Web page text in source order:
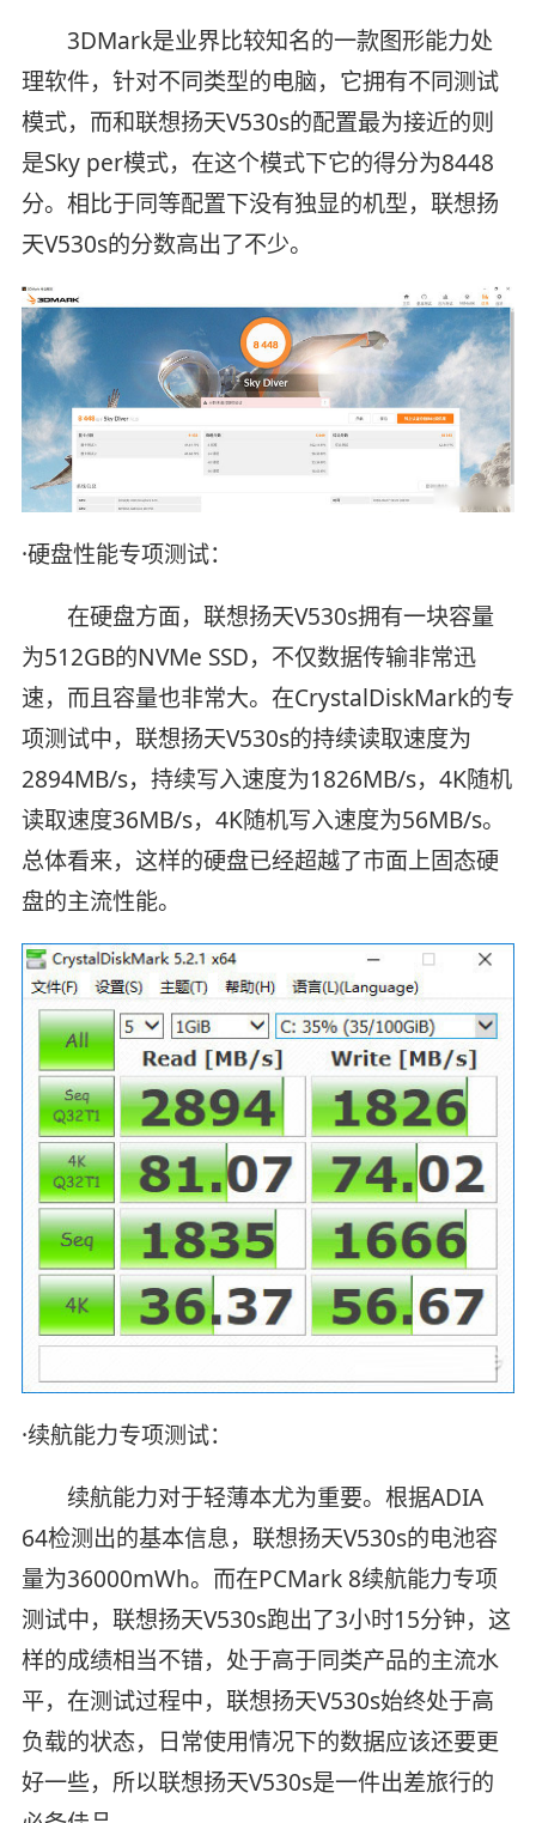
3DMark是业界比较知名的一款图形能力处
理软件，针对不同类型的电脑，它拥有不同测试
模式，而和联想扬天V530s的配置最为接近的则
是Sky per模式，在这个模式下它的得分为8448
分。相比于同等配置下没有独显的机型，联想扬
天V530s的分数高出了不少。
·硬盘性能专项测试：
在硬盘方面，联想扬天V530s拥有一块容量
为512GB的NVMe SSD，不仅数据传输非常迅
速，而且容量也非常大。在CrystalDiskMark的专
项测试中，联想扬天V530s的持续读取速度为
2894MB/s，持续写入速度为1826MB/s，4K随机
读取速度36MB/s，4K随机写入速度为56MB/s。
总体看来，这样的硬盘已经超越了市面上固态硬
盘的主流性能。
·续航能力专项测试：
续航能力对于轻薄本尤为重要。根据ADIA
64检测出的基本信息，联想扬天V530s的电池容
量为36000mWh。而在PCMark 8续航能力专项
测试中，联想扬天V530s跑出了3小时15分钟，这
样的成绩相当不错，处于高于同类产品的主流水
平，在测试过程中，联想扬天V530s始终处于高
负载的状态，日常使用情况下的数据应该还要更
好一些，所以联想扬天V530s是一件出差旅行的